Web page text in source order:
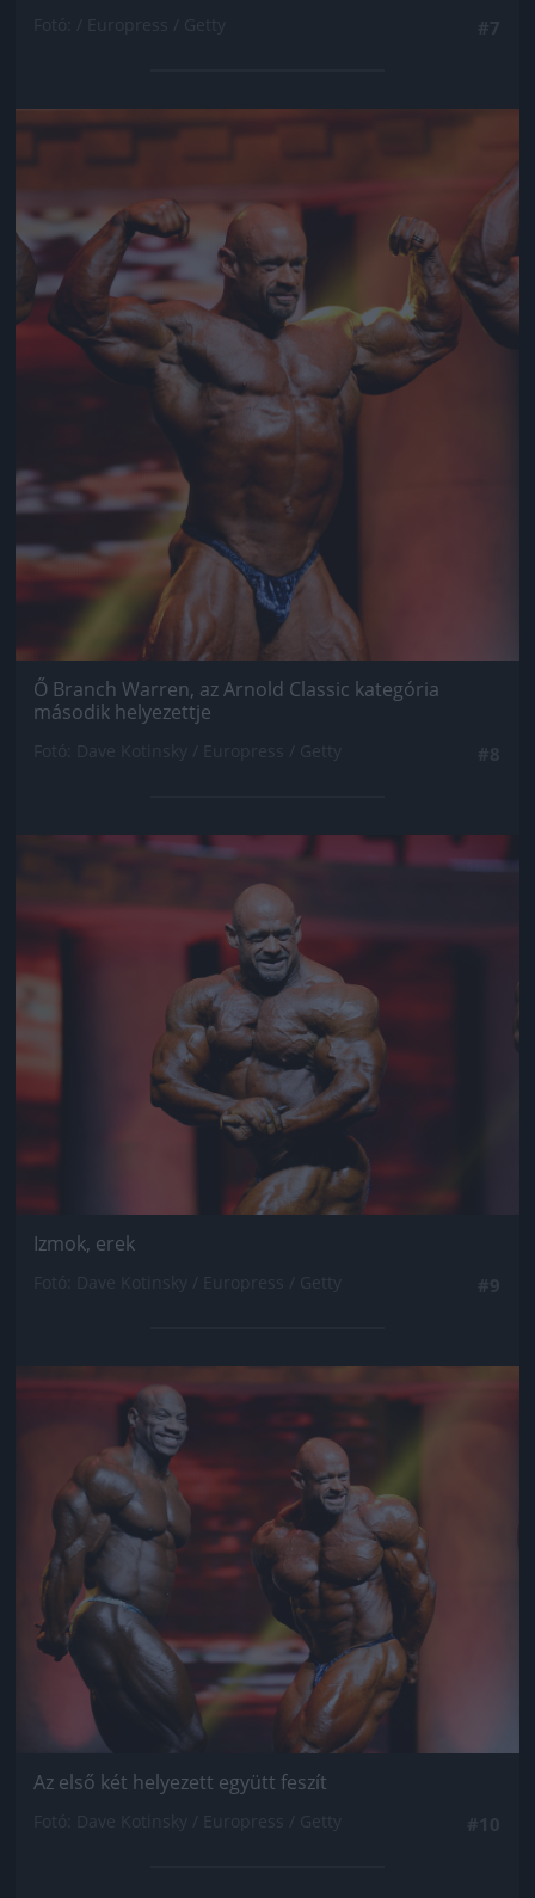
Jön még kép!
Ő Branch Warren, az Arnold Classic kategória
második helyezettje
Jön még kép!
Izmok, erek
Jön még kép!
Az első két helyezett együtt feszít